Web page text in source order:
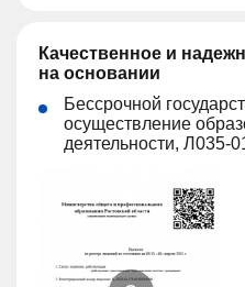
Качественное и
на основании
Бессрочной
осуществление
деятельности, Л035-